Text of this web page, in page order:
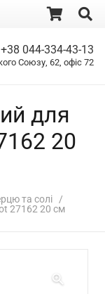
+38 044-334-43-13
Союзу, 62, офіс 72
для
20
та солі /
27162 20 см